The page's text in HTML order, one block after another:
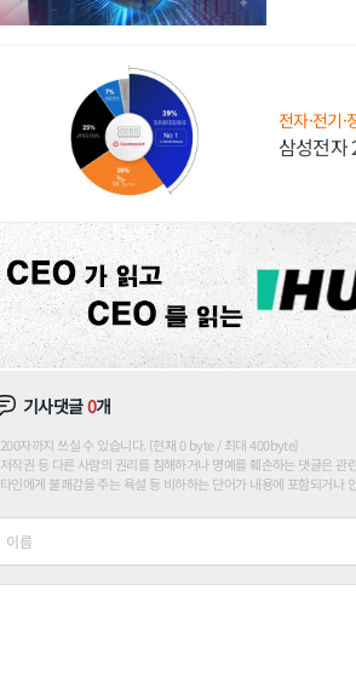
전자·전기·
삼성전자
기사댓글0개
200자까지 쓰실 수 있습니다. (현재 0 byte / 최대 400byte)
저작권 등 다른 사람의 권리를 침해하거나 명예를 훼손하는 댓글은 관
타인에게 불쾌감을 주는 욕설 등 비하하는 단어가 내용에 포함되거나